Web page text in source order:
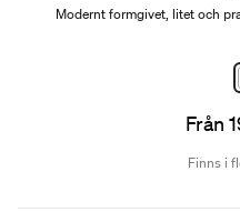
Modernt formgivet, litet och
Från
Finns i